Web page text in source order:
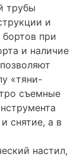
трубы
и
при
и наличие
«тяни-
съемные
снятие, а в
настил,